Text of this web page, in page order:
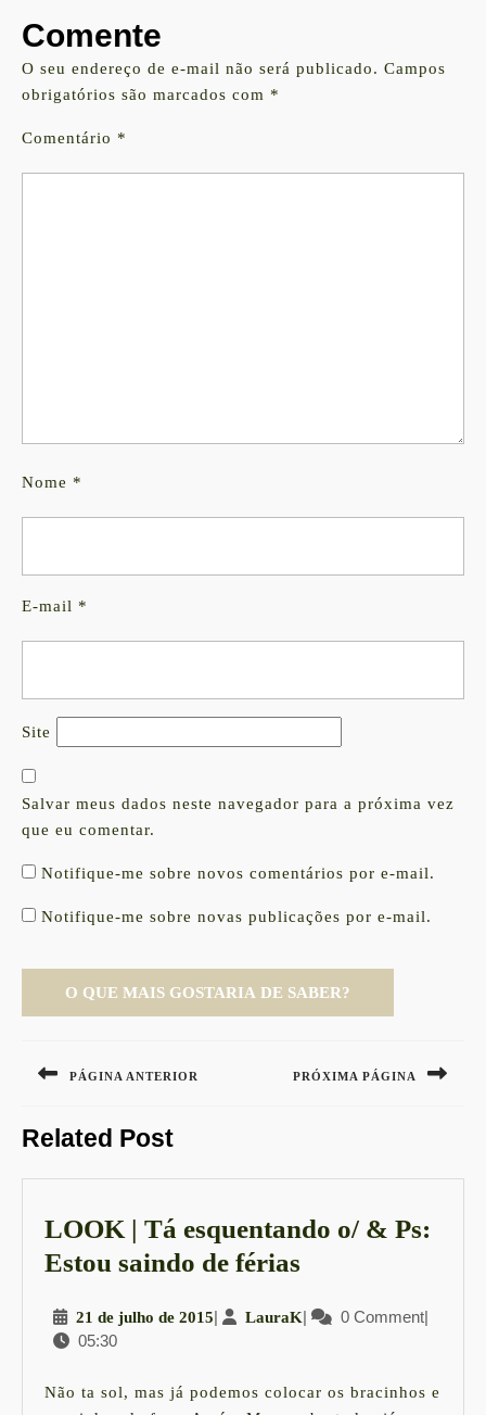
Comente
O seu endereço de e-mail não será publicado. Campos
obrigatórios são marcados com *
Comentário *
Nome *
E-mail *
Site
Salvar meus dados neste navegador para a próxima vez
que eu comentar.
Notifique-me sobre novos comentários por e-mail.
Notifique-me sobre novas publicações por e-mail.
de
PÁGINA ANTERIOR
post:
PRÓXIMA PÁGINA
Related Post
LOOK | Tá esquentando o/ & Ps:
Estou saindo de férias
Tá
o/
21 de julho de 201521
de
| LauraKLauraK
| 0 Comment|
05:30
Não ta sol, mas já podemos colocar os bracinhos e